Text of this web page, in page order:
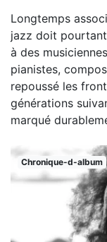
Longtemps
jazz doit
à des
pianistes,
repoussé les
générations
marqué
Chronique-d-album